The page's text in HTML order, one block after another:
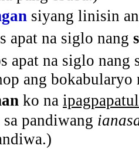
siyang linisin
apat na siglo nang
apat na siglo nang
ang bokabularyo
ko na
sa pandiwang
)